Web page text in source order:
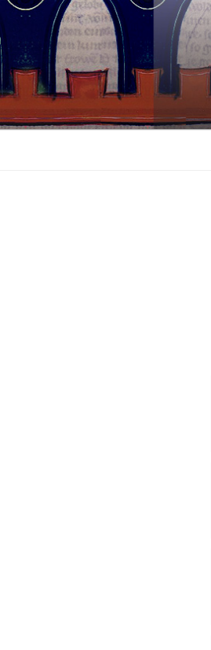
Zum
springen